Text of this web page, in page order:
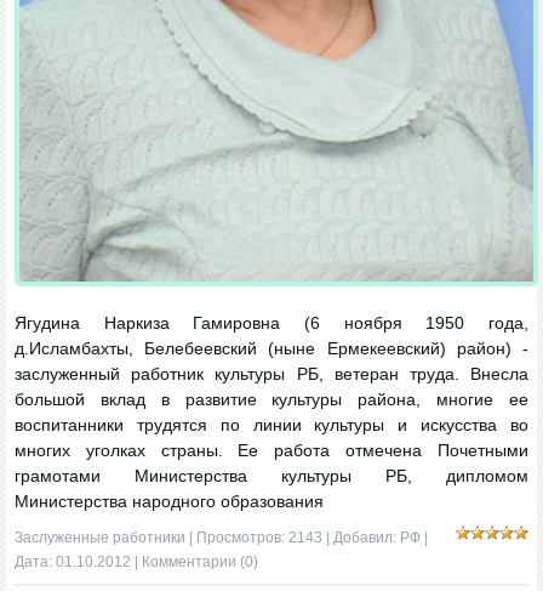
Ягудина Наркиза Гамировна (6 ноября 1950 года,
д.Исламбахты, Белебеевский (ныне Ермекеевский) район) -
заслуженный работник культуры РБ, ветеран труда. Внесла
большой вклад в развитие культуры района, многие ее
воспитанники трудятся по линии культуры и искусства во
многих уголках страны. Ее работа отмечена Почетными
грамотами Министерства культуры РБ, дипломом
Министерства народного образования
Заслуженные работники | Просмотров: 2143 | Добавил: РФ
Дата: 01.10.2012 Комментарии (0)